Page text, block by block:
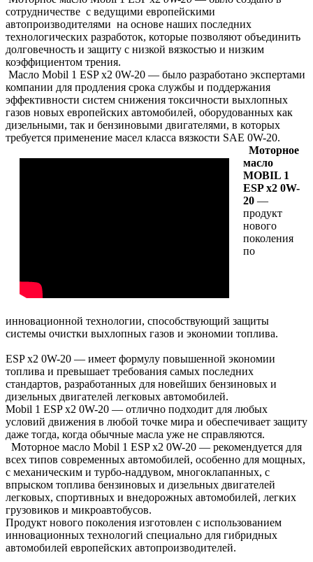
сотрудничестве с ведущими европейскими
автопроизводителями на основе наших последних
технологических разработок, которые позволяют объединить
долговечность и защиту с низкой вязкостью и низким
коэффициентом трения.
Масло Mobil 1 ESP x2 0W-20 — было разработано экспертами
компании для продления срока службы и поддержания
эффективности систем снижения токсичности выхлопных
газов новых европейских автомобилей, оборудованных как
дизельными, так и бензиновыми двигателями, в которых
требуется применение масел класса вязкости SAE 0W-20.
Моторное
масло
MOBIL 1
ESP x2 0W-
20 —
продукт
нового
поколения
по
инновационной технологии, способствующий защиты
системы очистки выхлопных газов и экономии топлива.
ESP x2 0W-20 — имеет формулу повышенной экономии
топлива и превышает требования самых последних
стандартов, разработанных для новейших бензиновых и
дизельных двигателей легковых автомобилей.
Mobil 1 ESP x2 0W-20 — отлично подходит для любых
условий движения в любой точке мира и обеспечивает защиту
даже тогда, когда обычные масла уже не справляются.
Моторное масло Mobil 1 ESP x2 0W-20 — рекомендуется для
всех типов современных автомобилей, особенно для мощных,
с механическим и турбо-наддувом, многоклапанных, с
впрыском топлива бензиновых и дизельных двигателей
легковых, спортивных и внедорожных автомобилей, легких
грузовиков и микроавтобусов.
Продукт нового поколения изготовлен с использованием
инновационных технологий специально для гибридных
автомобилей европейских автопроизводителей.